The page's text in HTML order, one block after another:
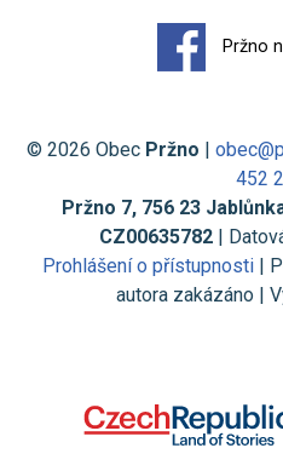
Pržno
© 2026 Obec Pržno
452
Pržno 7, 756 23
CZ00635782 |
Prohlášení o přístupnosti |
autora zakázáno |